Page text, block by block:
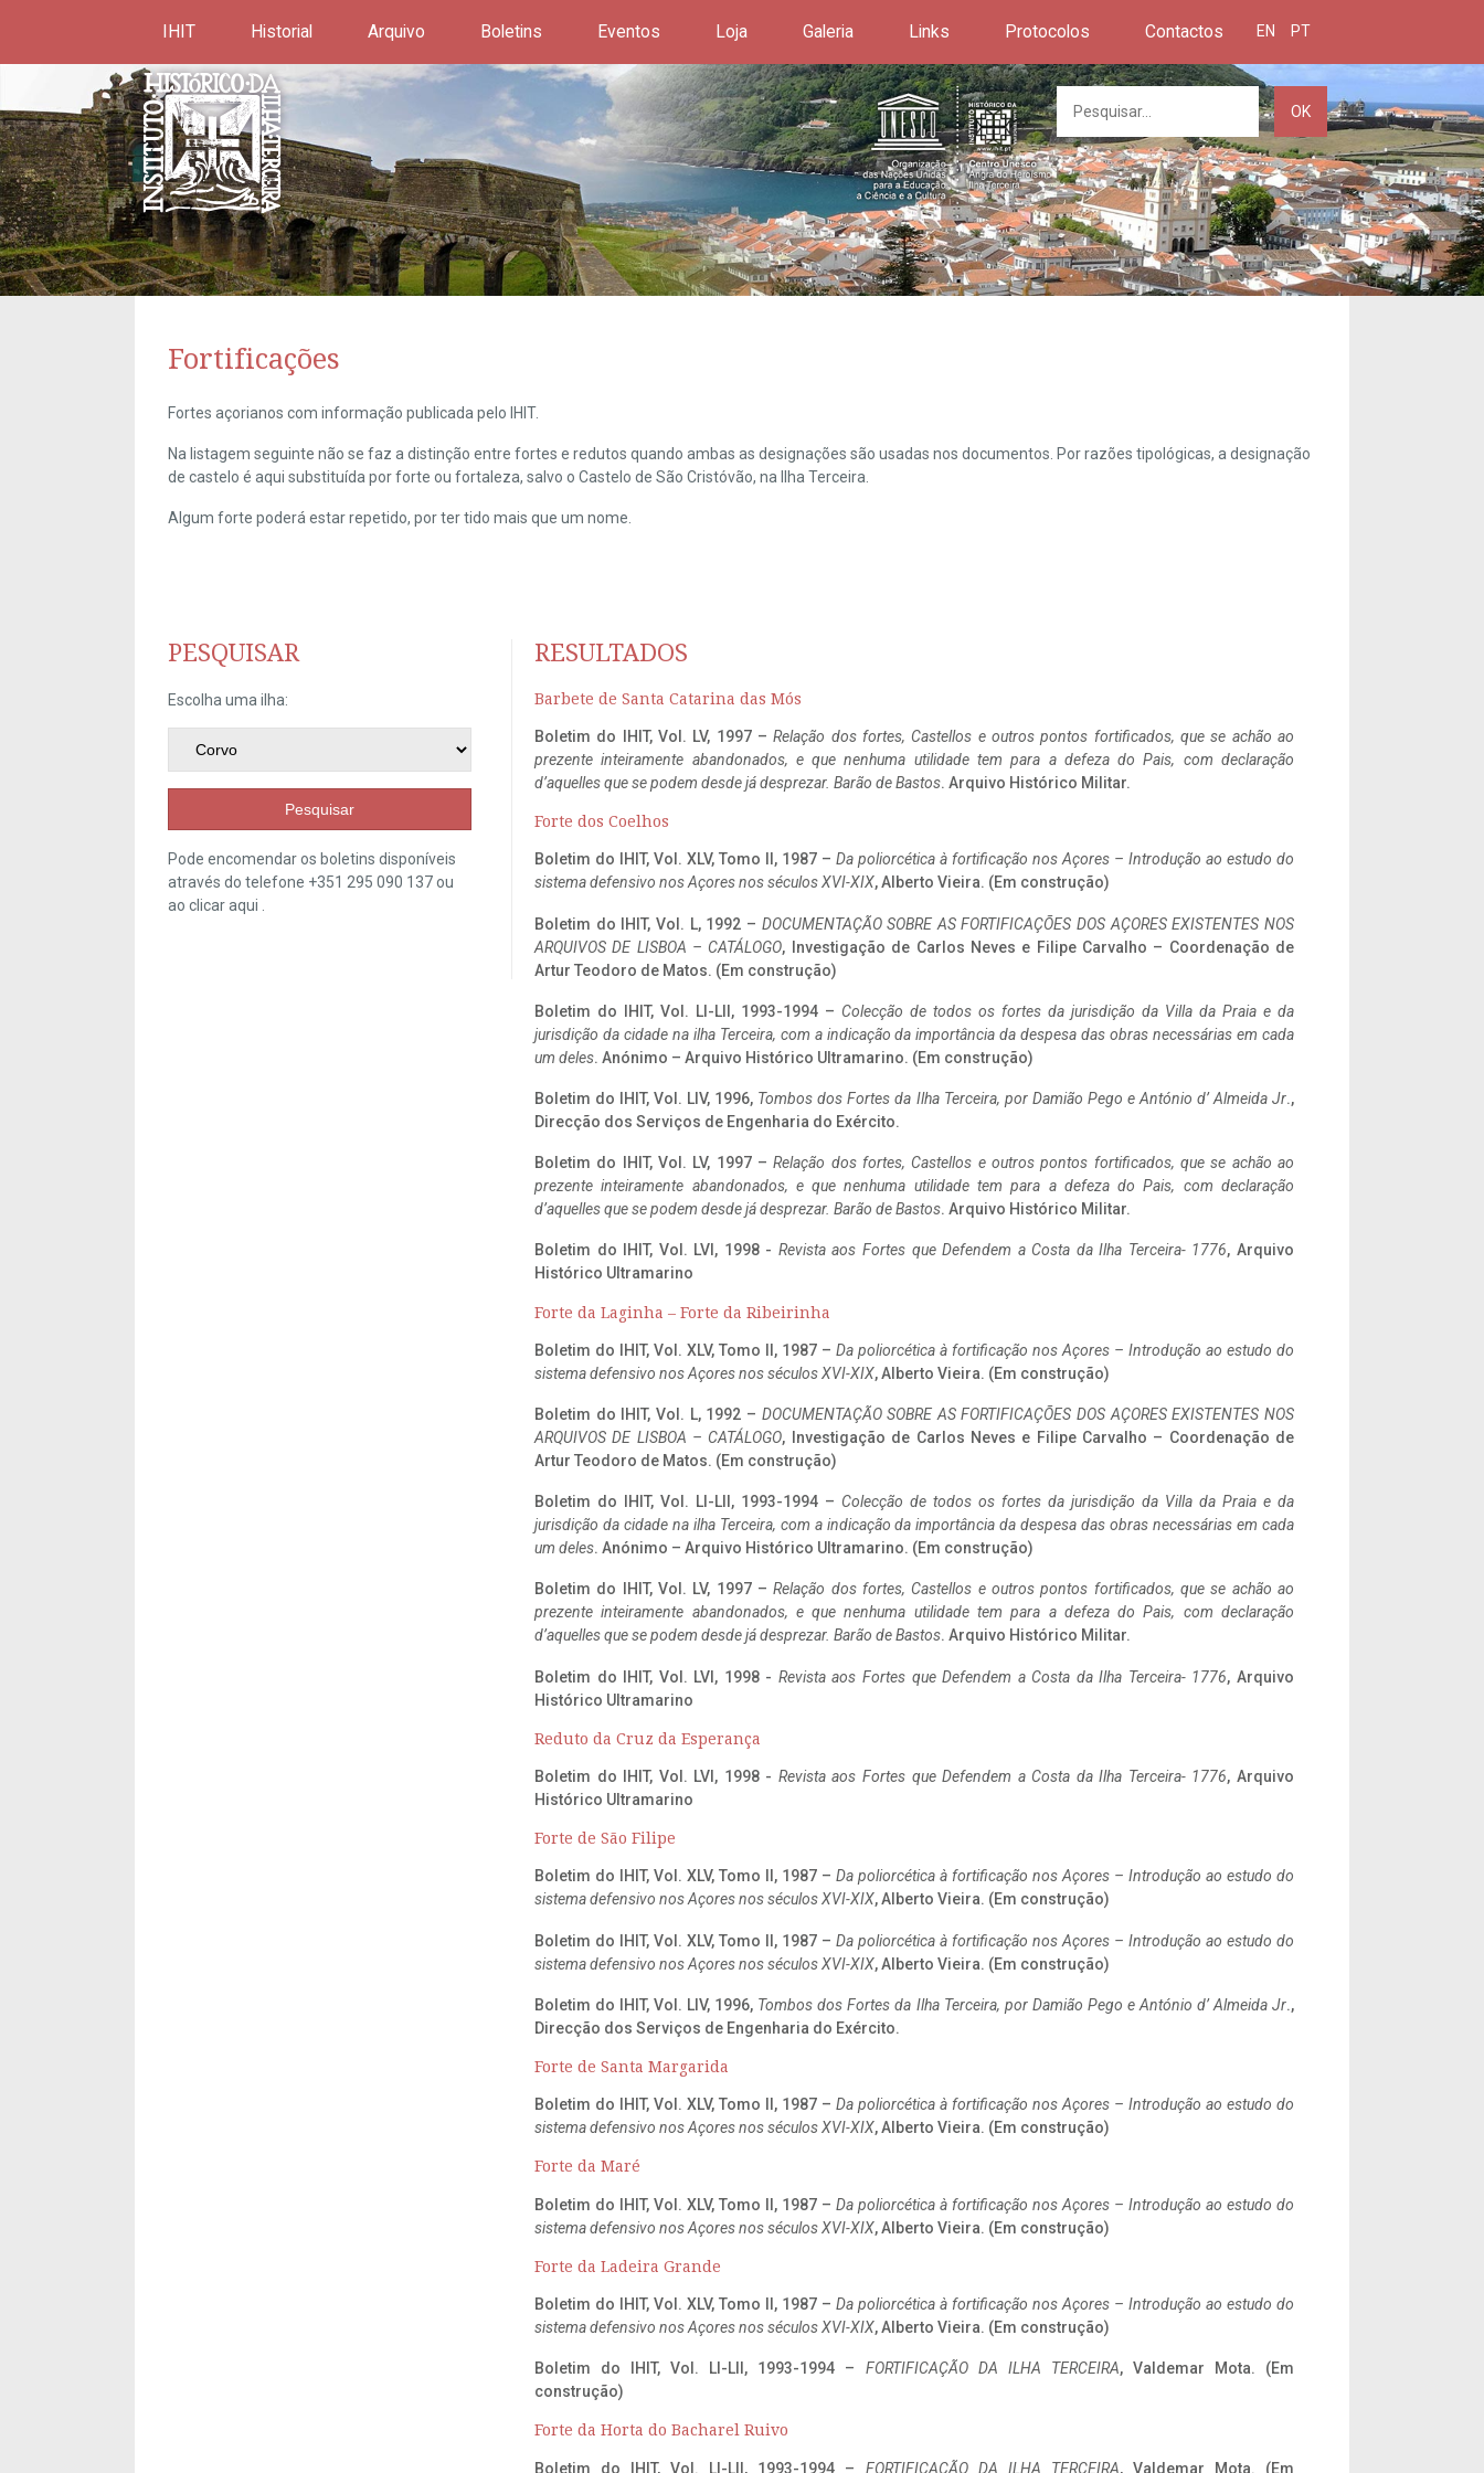
IHIT Historial Arquivo Boletins Eventos Loja Galeria Links Protocolos Contactos EN PT
OK
Fortificações
Fortes açorianos com informação publicada pelo IHIT.
Na listagem seguinte não se faz a distinção entre fortes e redutos quando ambas as designações são usadas nos documentos. Por razões tipológicas, a designação
de castelo é aqui substituída por forte ou fortaleza, salvo o Castelo de São Cristóvão, na Ilha Terceira.
Algum forte poderá estar repetido, por ter tido mais que um nome.
PESQUISAR
Escolha uma ilha:
Pesquisar
Pode encomendar os boletins disponíveis
através do telefone +351 295 090 137 ou
ao clicaraqui
RESULTADOS
Barbete de Santa Catarina das Mós
Boletim do IHIT, Vol. LV, 1997 –Relação dos fortes, Castellos e outros pontos fortificados, que se achão ao
prezente inteiramente abandonados, e que nenhuma utilidade tem para a defeza do Pais, com declaração
d’aquelles que se podem desde já desprezar. Barão de Bastos. Arquivo Histórico Militar.
Forte dos Coelhos
Boletim do IHIT, Vol. XLV, Tomo II, 1987 – Da poliorcética à fortificação nos Açores – Introdução ao estudo do
sistema defensivo nos Açores nos séculos XVI-XIX, Alberto Vieira. (Em construção)
Boletim do IHIT, Vol. L, 1992 – DOCUMENTAÇÃO SOBRE AS FORTIFICAÇÕES DOS AÇORES EXISTENTES NOS
ARQUIVOS DE LISBOA – CATÁLOGO, Investigação de Carlos Neves e Filipe Carvalho – Coordenação de
Artur Teodoro de Matos. (Em construção)
Boletim do IHIT, Vol. LI-LII, 1993-1994 – Colecção de todos os fortes da jurisdição da Villa da Praia e da
jurisdição da cidade na ilha Terceira, com a indicação da importância da despesa das obras necessárias em cada
um deles. Anónimo – Arquivo Histórico Ultramarino. (Em construção)
Boletim do IHIT, Vol. LIV, 1996, Tombos dos Fortes da Ilha Terceira, por Damião Pego e António d’ Almeida Jr.,
Direcção dos Serviços de Engenharia do Exército.
Boletim do IHIT, Vol. LV, 1997 –Relação dos fortes, Castellos e outros pontos fortificados, que se achão ao
prezente inteiramente abandonados, e que nenhuma utilidade tem para a defeza do Pais, com declaração
d’aquelles que se podem desde já desprezar. Barão de Bastos. Arquivo Histórico Militar.
Boletim do IHIT, Vol. LVI, 1998 - Revista aos Fortes que Defendem a Costa da Ilha Terceira- 1776, Arquivo
Histórico Ultramarino
Forte da Laginha – Forte da Ribeirinha
Boletim do IHIT, Vol. XLV, Tomo II, 1987 – Da poliorcética à fortificação nos Açores – Introdução ao estudo do
sistema defensivo nos Açores nos séculos XVI-XIX, Alberto Vieira. (Em construção)
Boletim do IHIT, Vol. L, 1992 – DOCUMENTAÇÃO SOBRE AS FORTIFICAÇÕES DOS AÇORES EXISTENTES NOS
ARQUIVOS DE LISBOA – CATÁLOGO, Investigação de Carlos Neves e Filipe Carvalho – Coordenação de
Artur Teodoro de Matos. (Em construção)
Boletim do IHIT, Vol. LI-LII, 1993-1994 – Colecção de todos os fortes da jurisdição da Villa da Praia e da
jurisdição da cidade na ilha Terceira, com a indicação da importância da despesa das obras necessárias em cada
um deles. Anónimo – Arquivo Histórico Ultramarino. (Em construção)
Boletim do IHIT, Vol. LV, 1997 –Relação dos fortes, Castellos e outros pontos fortificados, que se achão ao
prezente inteiramente abandonados, e que nenhuma utilidade tem para a defeza do Pais, com declaração
d’aquelles que se podem desde já desprezar. Barão de Bastos. Arquivo Histórico Militar.
Boletim do IHIT, Vol. LVI, 1998 - Revista aos Fortes que Defendem a Costa da Ilha Terceira- 1776, Arquivo
Histórico Ultramarino
Reduto da Cruz da Esperança
Boletim do IHIT, Vol. LVI, 1998 - Revista aos Fortes que Defendem a Costa da Ilha Terceira- 1776, Arquivo
Histórico Ultramarino
Forte de São Filipe
Boletim do IHIT, Vol. XLV, Tomo II, 1987 – Da poliorcética à fortificação nos Açores – Introdução ao estudo do
sistema defensivo nos Açores nos séculos XVI-XIX, Alberto Vieira. (Em construção)
Boletim do IHIT, Vol. XLV, Tomo II, 1987 – Da poliorcética à fortificação nos Açores – Introdução ao estudo do
sistema defensivo nos Açores nos séculos XVI-XIX, Alberto Vieira. (Em construção)
Boletim do IHIT, Vol. LIV, 1996, Tombos dos Fortes da Ilha Terceira, por Damião Pego e António d’ Almeida Jr.,
Direcção dos Serviços de Engenharia do Exército.
Forte de Santa Margarida
Boletim do IHIT, Vol. XLV, Tomo II, 1987 – Da poliorcética à fortificação nos Açores – Introdução ao estudo do
sistema defensivo nos Açores nos séculos XVI-XIX, Alberto Vieira. (Em construção)
Forte da Maré
Boletim do IHIT, Vol. XLV, Tomo II, 1987 – Da poliorcética à fortificação nos Açores – Introdução ao estudo do
sistema defensivo nos Açores nos séculos XVI-XIX, Alberto Vieira. (Em construção)
Forte da Ladeira Grande
Boletim do IHIT, Vol. XLV, Tomo II, 1987 – Da poliorcética à fortificação nos Açores – Introdução ao estudo do
sistema defensivo nos Açores nos séculos XVI-XIX, Alberto Vieira. (Em construção)
Boletim do IHIT, Vol. LI-LII, 1993-1994 – FORTIFICAÇÃO DA ILHA TERCEIRA, Valdemar Mota. (Em
construção)
Forte da Horta do Bacharel Ruivo
Boletim do IHIT, Vol. LI-LII, 1993-1994 – FORTIFICAÇÃO DA ILHA TERCEIRA, Valdemar Mota. (Em